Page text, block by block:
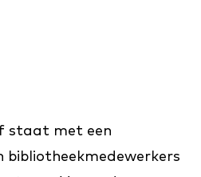
staat met een
bibliotheekmedewerkers